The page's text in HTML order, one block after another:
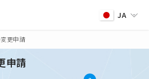
JA
更申請
申請